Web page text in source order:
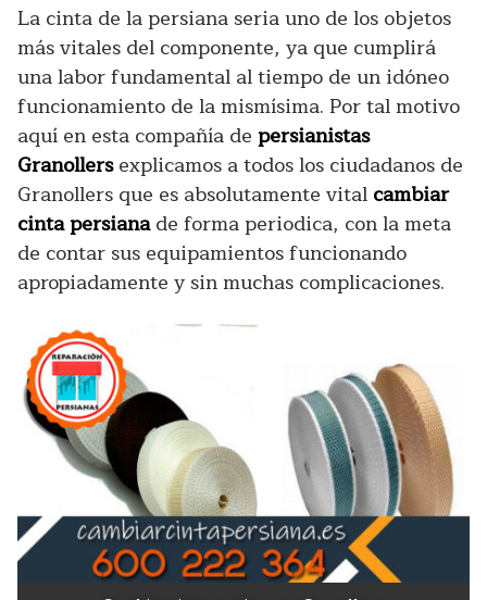
La cinta de la persiana seria uno de los objetos
más vitales del componente, ya que cumplirá
una labor fundamental al tiempo de un idóneo
funcionamiento de la mismísima. Por tal motivo
aquí en esta compañía de persianistas
Granollersexplicamos a todos los ciudadanos de
Granollers que es absolutamente vital cambiar
cinta persianade forma periodica, con la meta
de contar sus equipamientos funcionando
apropiadamente y sin muchas complicaciones.